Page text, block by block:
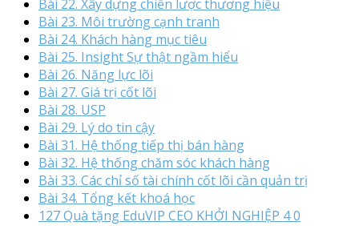
Bài 22. Xây dựng chiến lược thương hiệu
Bài 23. Môi trường cạnh tranh
Bài 24. Khách hàng mục tiêu
Bài 25. Insight Sự thật ngầm hiểu
Bài 26. Năng lực lõi
Bài 27. Giá trị cốt lõi
Bài 28. USP
Bài 29. Lý do tin cậy
Bài 31. Hệ thống tiếp thị bán hàng
Bài 32. Hệ thống chăm sóc khách hàng
Bài 33. Các chỉ số tài chính cốt lõi cần quản trị
Bài 34. Tổng kết khoá học
127 Quà tặng EduVIP CEO KHỞI NGHIỆP 4 0